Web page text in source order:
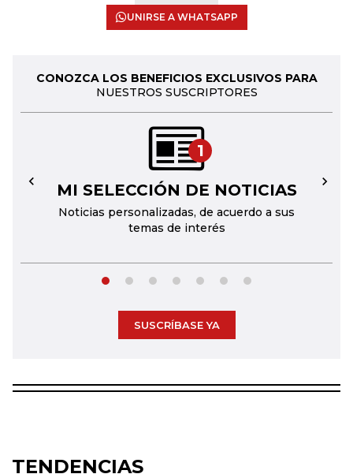
UNIRSE A WHATSAPP
CONOZCA LOS BENEFICIOS EXCLUSIVOS PARA
NUESTROS SUSCRIPTORES
1
MI SELECCIÓN DE NOTICIAS
Noticias personalizadas, de acuerdo a sus
temas de interés
← →
SUSCRÍBASE YA
TENDENCIAS